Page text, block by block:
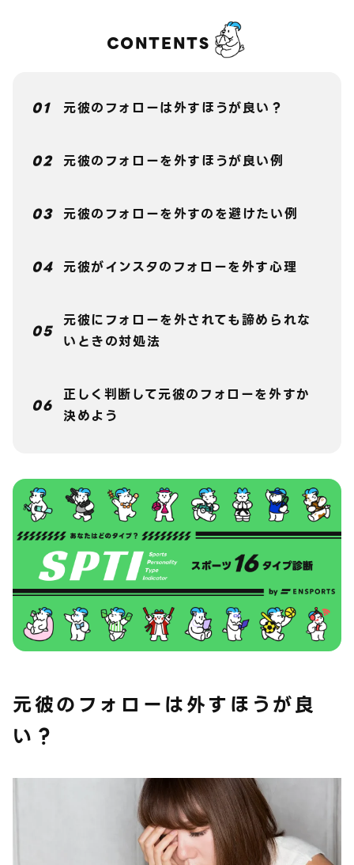
CONTENTS
元彼のフォローは外すほうが良い？
元彼のフォローを外すほうが良い例
元彼のフォローを外すのを避けたい例
元彼がインスタのフォローを外す心理
元彼にフォローを外されても諦められな
いときの対処法
正しく判断して元彼のフォローを外すか
決めよう
元彼のフォローは外すほうが良
い？